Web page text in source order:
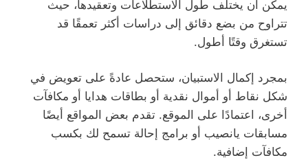
يمكن أن يختلف طول الاستطلاعات وتعقيدها، حيث
تتراوح من بضع دقائق إلى دراسات أكثر تعمقًا قد
تستغرق وقتًا أطول.
بمجرد إكمال الاستبيان، ستحصل عادةً على تعويض في
شكل نقاط أو أموال نقدية أو بطاقات هدايا أو مكافآت
أخرى، اعتمادًا على الموقع. تقدم بعض المواقع أيضًا
مسابقات يانصيب أو برامج إحالة تسمح لك بكسب
مكافآت إضافية.